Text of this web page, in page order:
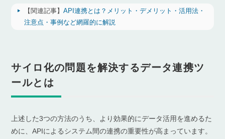
【関連記事】API連携とは？メリット・デメリット・活用法・
注意点・事例など網羅的に解説
サイロ化の問題を解決するデータ連携ツ
ールとは
上述した3つの方法のうち、より効果的にデータ活用を進めるた
めに、APIによるシステム間の連携の重要性が高まっています。